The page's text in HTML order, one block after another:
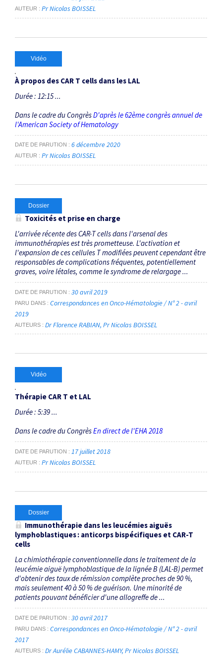
AUTEUR Pr Nicolas BOISSEL
Vidéo
À propos des CAR T cells dans les LAL
Durée : 12:15 ...
Dans le cadre du CongrèsD'après le 62ème congrès annuel de
l'American Society of Hematology
DATE DE PARUTION 6 décembre 2020
AUTEUR Pr Nicolas BOISSEL
Dossier
Toxicités et prise en charge
L'arrivée récente des CAR-T cells dans l'arsenal des
immunothérapies est très prometteuse. L'activation et
l'expansion de ces cellules T modifiées peuvent cependant être
responsables de complications fréquentes, potentiellement
graves, voire létales, comme le syndrome de relargage ...
DATE DE PARUTION 30 avril 2019
PARU DANS
Correspondances en Onco-Hématologie / N° 2 - avril
2019
AUTEURS Dr Florence RABIAN Pr Nicolas BOISSEL
Vidéo
Thérapie CAR T et LAL
Durée : 5:39 ...
Dans le cadre du CongrèsEn direct de l'EHA 2018
DATE DE PARUTION 17 juillet 2018
AUTEUR Pr Nicolas BOISSEL
Dossier
Immunothérapie dans les leucémies aiguës
lymphoblastiques : anticorps bispécifiques et CAR-T
cells
La chimiothérapie conventionnelle dans le traitement de la
leucémie aiguë lymphoblastique de la lignée B (LAL-B) permet
d'obtenir des taux de rémission complète proches de 90 %,
mais seulement 40 à 50 % de guérison. Une minorité de
patients pouvant bénéficier d'une allogreffe de ...
DATE DE PARUTION 30 avril 2017
PARU DANS
Correspondances en Onco-Hématologie / N° 2 - avril
2017
AUTEURS Dr Aurélie CABANNES-HAMY Pr Nicolas BOISSEL